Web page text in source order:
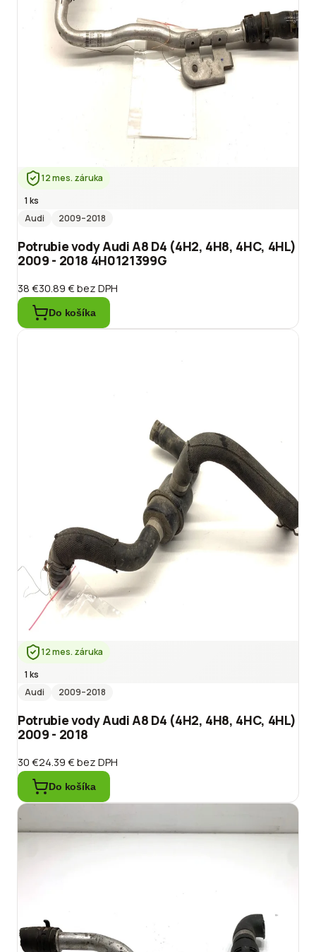
12 mes. záruka
1 ks
Audi
2009–2018
Potrubie vody Audi A8 D4 (4H2, 4H8, 4HC, 4HL)
2009 - 2018 4H0121399G
38 €30.89 €bez DPH
Do košíka
12 mes. záruka
1 ks
Audi
2009–2018
Potrubie vody Audi A8 D4 (4H2, 4H8, 4HC, 4HL)
2009 - 2018
30 €24.39 €bez DPH
Do košíka